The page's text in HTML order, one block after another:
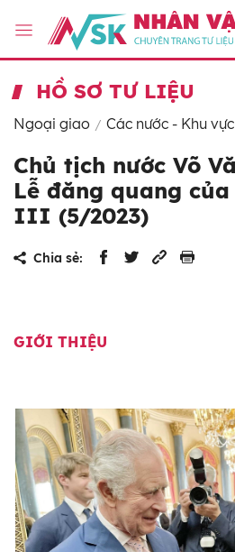
HỒ SƠ TƯ LIỆU
Ngoại giao Các nước - Khu vực
Chủ tịch nước Võ
Lễ đăng quang
III (5/2023)
Chia sẻ:
GIỚI THIỆU